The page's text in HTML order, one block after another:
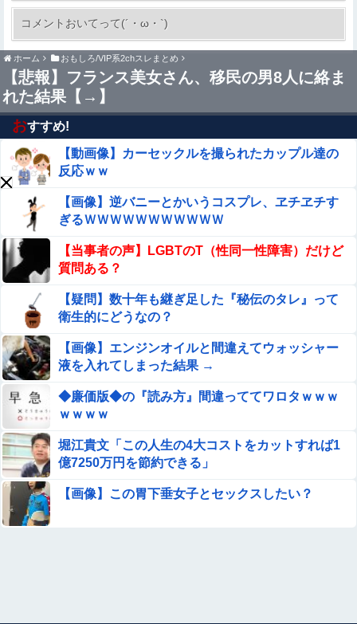
【悲報】ハンターハンター連載再開の様子、全く
ないｗｗｗｗｗｗｗｗｗｗｗｗｗ
【画像】 女さん、アソコにとんでもない物を入れて病院に
担ぎ込まれる
【悲報】財務省のエース、左遷へ。官邸幹部「政権に協力
的でなかったから」他
参政党・神谷代表、高市政権の食料品減税を「天下の愚
策」と一刀両断
【悲報】札幌オリンピック、８割が賛成・・・・
【動画】ロシアの空挺兵、パラシュートが開かずに墜
落してしまう。
えなこ×網タイツ×Tバック尻、これで興奮しないヤツはい
ないだろｗｗ
【ウマ娘】昔からの既存キャラにもシナリオの顔アップ演
出とか追加してください
『I"s〈アイズ〉』の桂正和さん、とんでもなくエ●チなパ
ンツを描く。これもう芸術だろ
【悲報】大阪の1泊1800円のホテル、ガチでヤバすぎて炎
上wwwwww
【画像】 JKさん、日本最大級の”水かけ祭り”フェスでお
っ〇ぱい丸見え！大量ぶっかけハプニングｗｗｗ
コメントおいてって(´・ω・`)
ホーム おもしろ/VIP系2chスレまとめ
【悲報】フランス美女さん、移民の男8人に絡ま
れた結果【→】
おすすめ!
【動画像】カーセックルを撮られたカップル達の
反応ｗｗ
【画像】逆バニーとかいうコスプレ、ヱチヱチす
ぎるＷＷＷＷＷＷＷＷＷＷＷ
【当事者の声】LGBTのT（性同一性障害）だけど
質問ある？
【疑問】数十年も継ぎ足した『秘伝のタレ』って
衛生的にどうなの？
【画像】エンジンオイルと間違えてウォッシャー
液を入れてしまった結果 →
◆廉価版◆の『読み方』間違っててワロタｗｗｗ
ｗｗｗｗ
堀江貴文「この人生の4大コストをカットすれば1
億7250万円を節約できる」
【画像】この胃下垂女子とセックスしたい？